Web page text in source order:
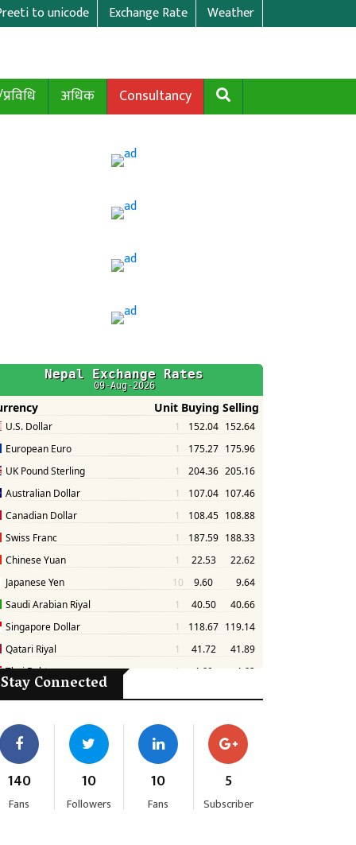
to unicode Exchange Rate Weather
अधिक Consultancy
Stay Connected
140
Fans
10
Followers
10
Fans
5
Subscriber